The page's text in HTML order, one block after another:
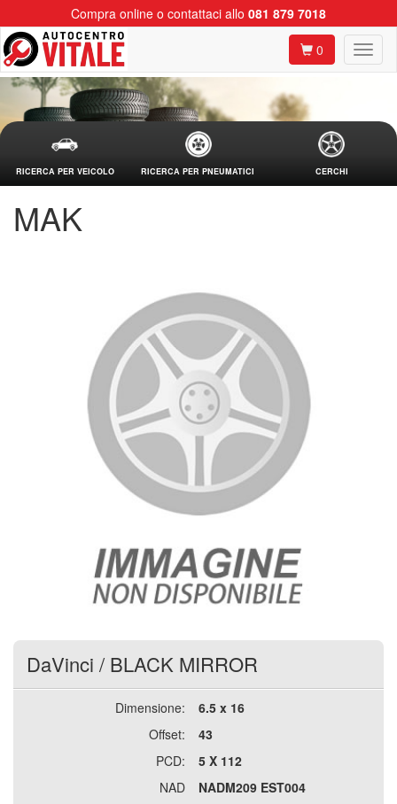
Compra online o contattaci allo 081 879 7018
0
RICERCA PER VEICOLO RICERCA PER PNEUMATICI CERCHI
MAK
DaVinci / BLACK MIRROR
Dimensione:
6.5 x 16
Offset:
43
PCD:
5 X 112
NAD
NADM209 EST004